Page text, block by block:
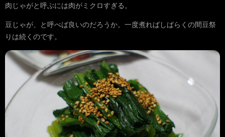
肉じゃがと呼ぶには肉がミクロすぎる。
豆じゃが、と呼べば良いのだろうか。一度煮ればしばらくの間豆祭
りは続くのです。